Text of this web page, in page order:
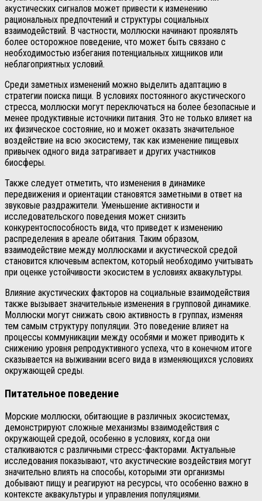
акустических сигналов может привести к изменению
рациональных предпочтений и структуры социальных
взаимодействий. В частности, моллюски начинают проявлять
более осторожное поведение, что может быть связано с
необходимостью избегания потенциальных хищников или
неблагоприятных условий.
Среди заметных изменений можно выделить адаптацию в
стратегии поиска пищи. В условиях постоянного акустического
стресса, моллюски могут переключаться на более безопасные и
менее продуктивные источники питания. Это не только влияет на
их физическое состояние, но и может оказать значительное
воздействие на всю экосистему, так как изменение пищевых
привычек одного вида затрагивает и других участников
биосферы.
Также следует отметить, что изменения в динамике
передвижения и ориентации становятся заметными в ответ на
звуковые раздражители. Уменьшение активности и
исследовательского поведения может снизить
конкурентоспособность вида, что приведет к изменению
распределения в ареале обитания. Таким образом,
взаимодействие между моллюсками и акустической средой
становится ключевым аспектом, который необходимо учитывать
при оценке устойчивости экосистем в условиях аквакультуры.
Влияние акустических факторов на социальные взаимодействия
также вызывает значительные изменения в групповой динамике.
Моллюски могут снижать свою активность в группах, изменяя
тем самым структуру популяции. Это поведение влияет на
процессы коммуникации между особями и может приводить к
снижению уровня репродуктивного успеха, что в конечном итоге
сказывается на выживании всего вида в изменяющихся условиях
окружающей среды.
Питательное поведение
Морские моллюски, обитающие в различных экосистемах,
демонстрируют сложные механизмы взаимодействия с
окружающей средой, особенно в условиях, когда они
сталкиваются с различными стресс-факторами. Актуальные
исследования показывают, что акустические воздействия могут
значительно влиять на способы, которыми эти организмы
добывают пищу и реагируют на ресурсы, что особенно важно в
контексте аквакультуры и управления популяциями.